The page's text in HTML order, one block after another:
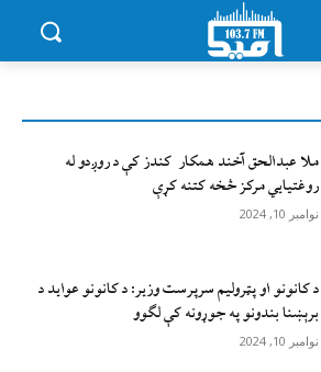
ملا عبدالحق آخند همکار کندز کې د روږدو له
روغتیایي مرکز څخه کتنه کړې
نوامبر 10, 2024
د کانونو او پټرولیم سرپرست وزیر: د کانونو عواید د
برېښنا بندونو په جوړونه کې لګوو
نوامبر 10, 2024